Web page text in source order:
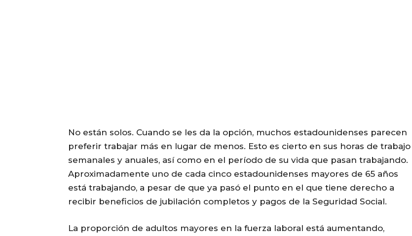
No están solos. Cuando se les da la opción, muchos estadounidenses parecen
preferir trabajar más en lugar de menos. Esto es cierto en sus horas de trabajo
semanales y anuales, así como en el período de su vida que pasan trabajando.
Aproximadamente uno de cada cinco estadounidenses mayores de 65 años
está trabajando, a pesar de que ya pasó el punto en el que tiene derecho a
recibir beneficios de jubilación completos y pagos de la Seguridad Social.
La proporción de adultos mayores en la fuerza laboral está aumentando,